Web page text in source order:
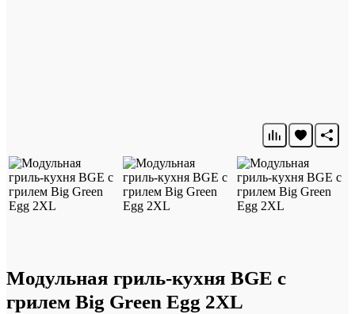
Модульная гриль-кухня BGE с
грилем Big Green Egg 2XL